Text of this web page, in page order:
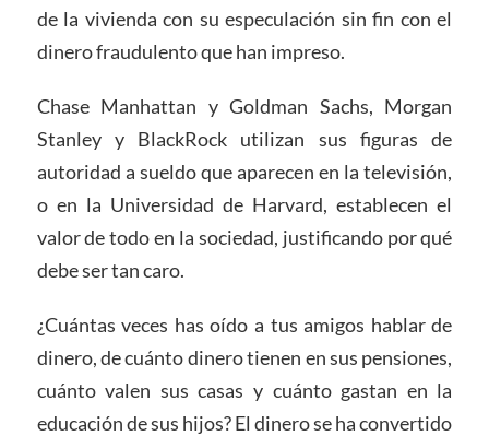
de la vivienda con su especulación sin fin con el
dinero fraudulento que han impreso.
Chase Manhattan y Goldman Sachs, Morgan
Stanley y BlackRock utilizan sus figuras de
autoridad a sueldo que aparecen en la televisión,
o en la Universidad de Harvard, establecen el
valor de todo en la sociedad, justificando por qué
debe ser tan caro.
¿Cuántas veces has oído a tus amigos hablar de
dinero, de cuánto dinero tienen en sus pensiones,
cuánto valen sus casas y cuánto gastan en la
educación de sus hijos? El dinero se ha convertido